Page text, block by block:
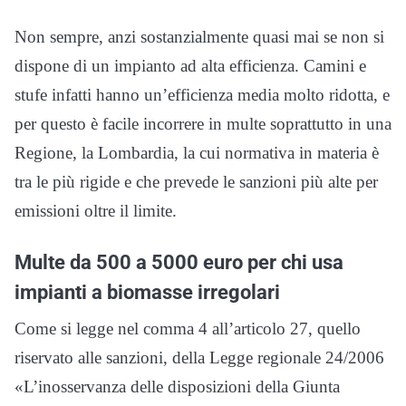
Non sempre, anzi sostanzialmente quasi mai se non si
dispone di un impianto ad alta efficienza. Camini e
stufe infatti hanno un’efficienza media molto ridotta, e
per questo è facile incorrere in multe soprattutto in una
Regione, la Lombardia, la cui normativa in materia è
tra le più rigide e che prevede le sanzioni più alte per
emissioni oltre il limite.
Multe da 500 a 5000 euro per chi usa
impianti a biomasse irregolari
Come si legge nel comma 4 all’articolo 27, quello
riservato alle sanzioni, della Legge regionale 24/2006
«L’inosservanza delle disposizioni della Giunta